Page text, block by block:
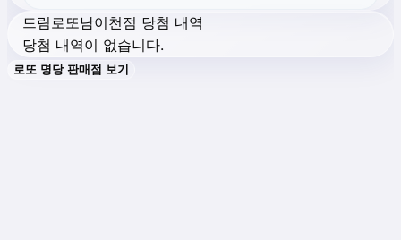
드림로또남이천점 당첨 내역
당첨 내역이 없습니다.
로또 명당 판매점 보기